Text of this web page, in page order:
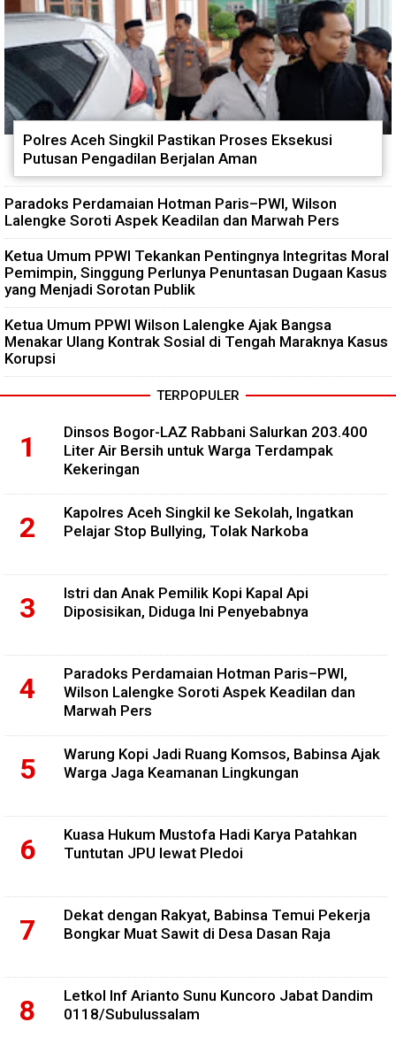
Polres Aceh Singkil Pastikan Proses Eksekusi
Putusan Pengadilan Berjalan Aman
Paradoks Perdamaian Hotman Paris–PWI, Wilson
Lalengke Soroti Aspek Keadilan dan Marwah Pers
Ketua Umum PPWI Tekankan Pentingnya Integritas Moral
Pemimpin, Singgung Perlunya Penuntasan Dugaan Kasus
yang Menjadi Sorotan Publik
Ketua Umum PPWI Wilson Lalengke Ajak Bangsa
Menakar Ulang Kontrak Sosial di Tengah Maraknya Kasus
Korupsi
TERPOPULER
Dinsos Bogor-LAZ Rabbani Salurkan 203.400
Liter Air Bersih untuk Warga Terdampak
Kekeringan
Kapolres Aceh Singkil ke Sekolah, Ingatkan
Pelajar Stop Bullying, Tolak Narkoba
Istri dan Anak Pemilik Kopi Kapal Api
Diposisikan, Diduga Ini Penyebabnya
Paradoks Perdamaian Hotman Paris–PWI,
Wilson Lalengke Soroti Aspek Keadilan dan
Marwah Pers
Warung Kopi Jadi Ruang Komsos, Babinsa Ajak
Warga Jaga Keamanan Lingkungan
Kuasa Hukum Mustofa Hadi Karya Patahkan
Tuntutan JPU lewat Pledoi
Dekat dengan Rakyat, Babinsa Temui Pekerja
Bongkar Muat Sawit di Desa Dasan Raja
Letkol Inf Arianto Sunu Kuncoro Jabat Dandim
0118/Subulussalam